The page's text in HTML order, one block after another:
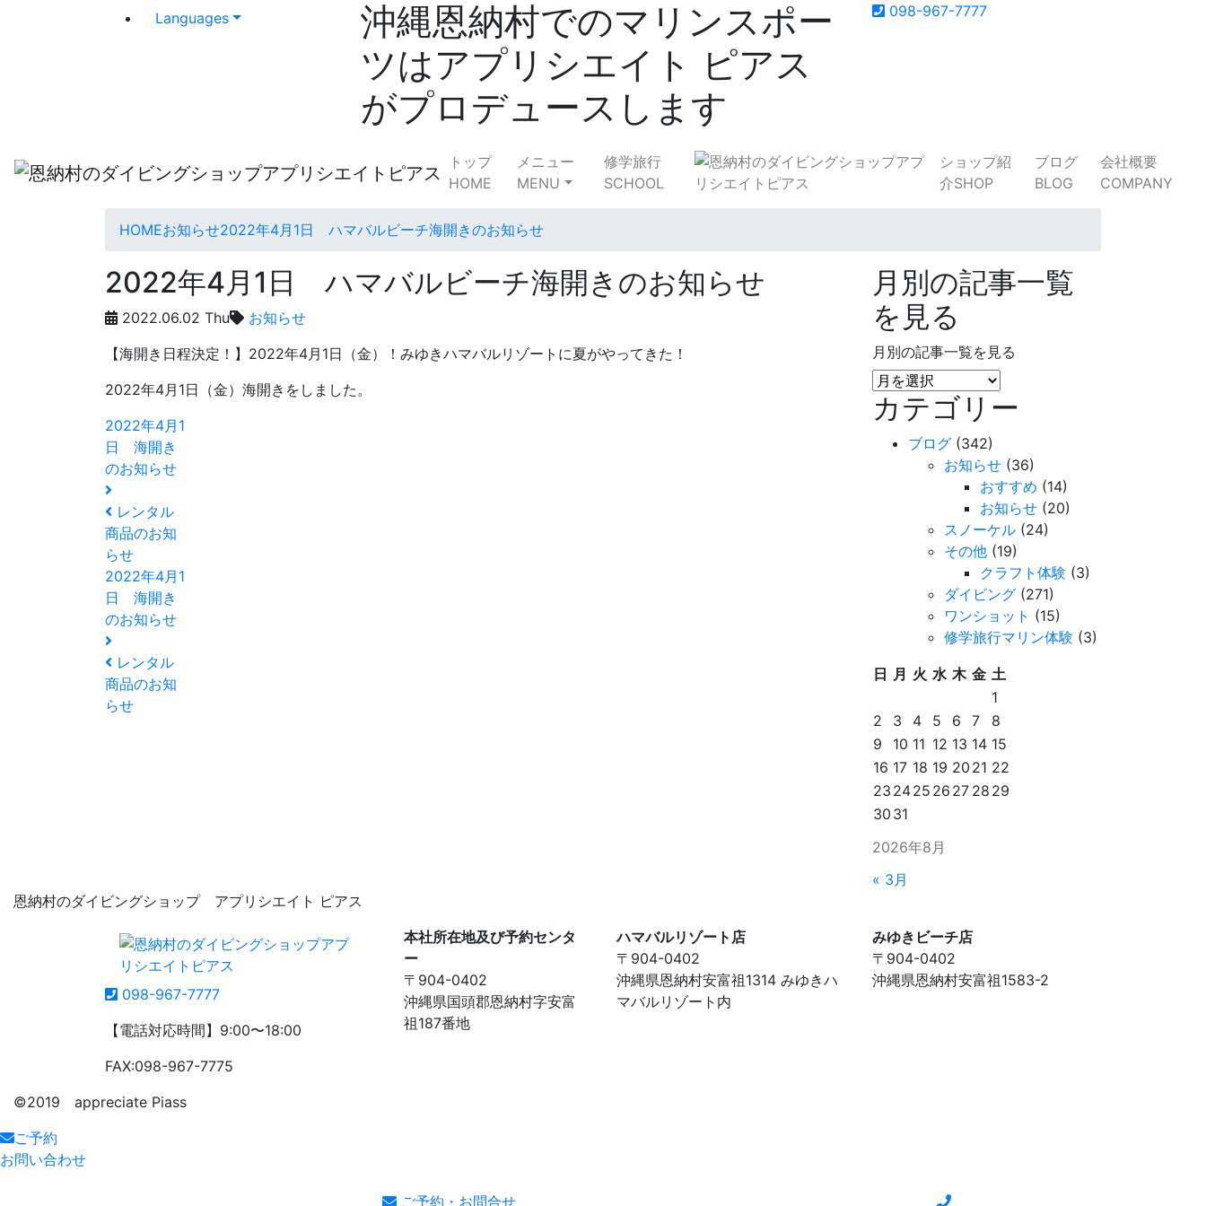
Languages
沖縄恩納村でのマリンスポー
ツはアプリシエイト ピアス
がプロデュースします
098-967-7777
トップ
HOME
メニュー
MENU
修学旅行
SCHOOL
ショップ紹
介SHOP
ブログ
BLOG
会社概要
COMPANY
HOMEお知らせ2022年4月1日 ハマバルビーチ海開きのお知らせ
2022年4月1日 ハマバルビーチ海開きのお知らせ
2022.06.02 Thu
お知らせ
【海開き日程決定！】2022年4月1日（金）！みゆきハマバルリゾートに夏がやってきた！
2022年4月1日（金）海開きをしました。
2022年4月1
日 海開き
のお知らせ
レンタル
商品のお知
らせ
2022年4月1
日 海開き
のお知らせ
レンタル
商品のお知
らせ
月別の記事一覧
を見る
月別の記事一覧を見る
カテゴリー
ブログ (342)
お知らせ (36)
おすすめ (14)
お知らせ (20)
スノーケル (24)
その他 (19)
クラフト体験 (3)
ダイビング (271)
ワンショット (15)
修学旅行マリン体験 (3)
2026年8月
日 月 火 水 木 金 土
1
2
3 4 5 6 7
8
9
10 11 12 13 14 15
16 17 18 19 20 21 22
23 2425 26 27 28 29
30 31
« 3月
恩納村のダイビングショップ アプリシエイト ピアス
098-967-7777
【電話対応時間】9:00〜18:00
FAX:098-967-7775
本社所在地及び予約センタ
ー
〒904-0402
沖縄県国頭郡恩納村字安富
祖187番地
ハマバルリゾート店
〒904-0402
沖縄県恩納村安富祖1314 みゆきハ
マバルリゾート内
みゆきビーチ店
〒904-0402
沖縄県恩納村安富祖1583-2
©️2019 appreciate Piass
ご予約
お問い合わせ
ご予約・お問合せ